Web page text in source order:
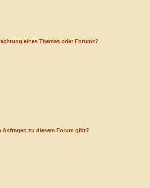
eines Themas oder Forums?
zu diesem Forum gibt?